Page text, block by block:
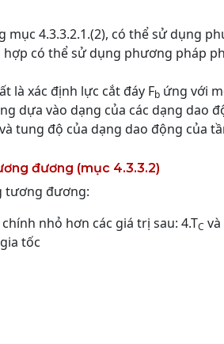
4.3.3.2.1.(2), có thể sử dụng
có thể sử dụng phương pháp
là xác định lực cắt đáy Fb ứng với
dựa vào dạng của các dạng dao
tung độ của dạng dao động của
đương (mục 4.3.3.2)
tương đương:
nhỏ hơn các giá trị sau: 4.TC và
tốc